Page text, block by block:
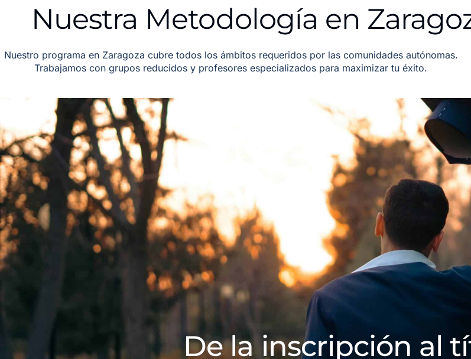
Nuestra Metodología en
Nuestro programa en Zaragoza cubre todos los ámbitos requeridos por las comunidades autónomas.
Trabajamos con grupos reducidos y profesores especializados para maximizar tu éxito.
De la inscripción al